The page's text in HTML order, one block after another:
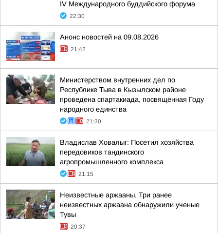
IV Международного буддийского форума
22:30
Анонс новостей на 09.08.2026
21:42
Министерством внутренних дел по
Республике Тыва в Кызылском районе
проведена спартакиада, посвященная Году
народного единства
21:30
Владислав Ховалыг: Посетил хозяйства
передовиков тандинского
агропромышленного комплекса
21:15
Неизвестные аржааны. Три ранее
неизвестных аржаана обнаружили ученые
Тувы
20:37